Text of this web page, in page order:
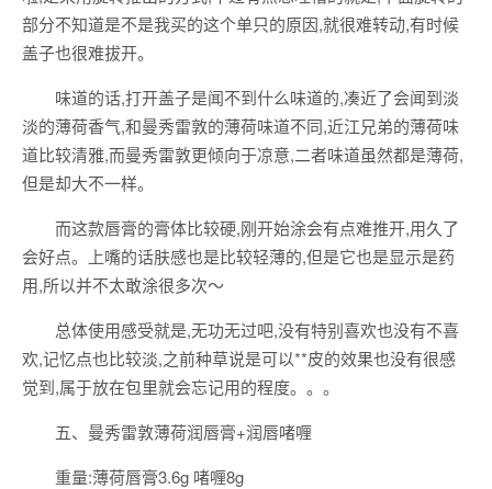
部分不知道是不是我买的这个单只的原因,就很难转动,有时候
盖子也很难拔开。
味道的话,打开盖子是闻不到什么味道的,凑近了会闻到淡
淡的薄荷香气,和曼秀雷敦的薄荷味道不同,近江兄弟的薄荷味
道比较清雅,而曼秀雷敦更倾向于凉意,二者味道虽然都是薄荷,
但是却大不一样。
而这款唇膏的膏体比较硬,刚开始涂会有点难推开,用久了
会好点。上嘴的话肤感也是比较轻薄的,但是它也是显示是药
用,所以并不太敢涂很多次～
总体使用感受就是,无功无过吧,没有特别喜欢也没有不喜
欢,记忆点也比较淡,之前种草说是可以**皮的效果也没有很感
觉到,属于放在包里就会忘记用的程度。。。
五、曼秀雷敦薄荷润唇膏+润唇啫喱
重量:薄荷唇膏3.6g 啫喱8g